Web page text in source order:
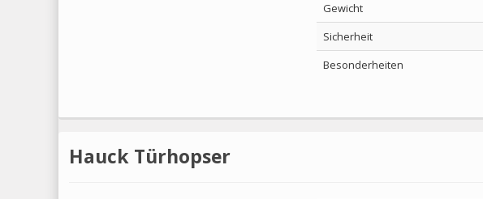
Gewicht
Sicherheit
Besonderheiten
Hauck Türhopser